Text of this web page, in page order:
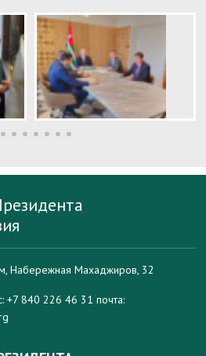
Набережная Махаджиров, 32
+7 840 226 46 31 почта: